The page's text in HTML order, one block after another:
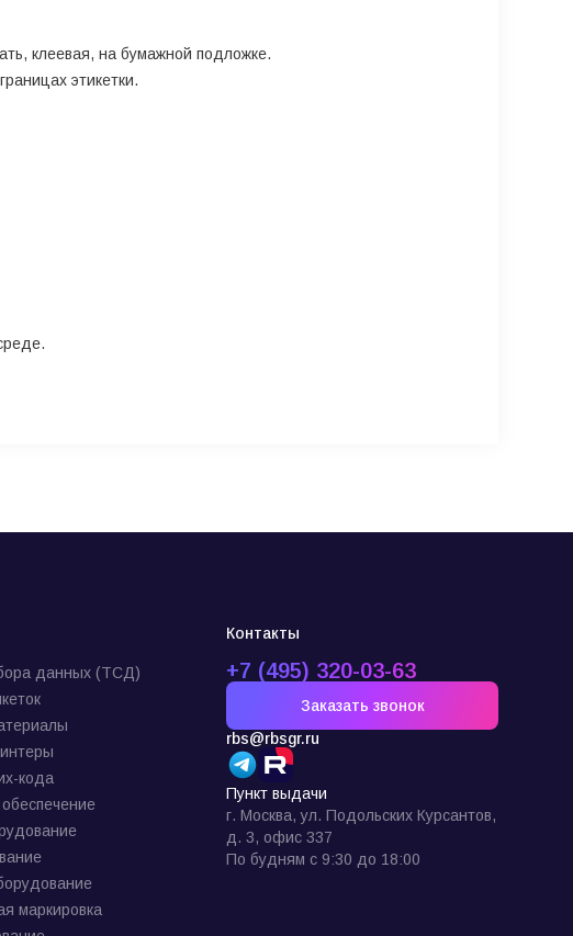
клеевая, на бумажной подложке.
этикетки.
данных (ТСД)
кода
маркировка
Контакты
+7 (495) 320-03-63
Заказать звонок
rbs@rbsgr.ru
Пункт выдачи
г. Москва, ул. Подольских Курсантов,
д. 3, офис 337
По будням с 9:30 до 18:00